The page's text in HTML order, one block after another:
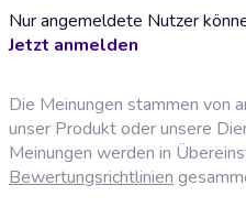
Nur angemeldete Nutzer
Jetzt anmelden
Die Meinungen stammen von
unser Produkt oder unsere
Meinungen werden in
Bewertungsrichtlinien